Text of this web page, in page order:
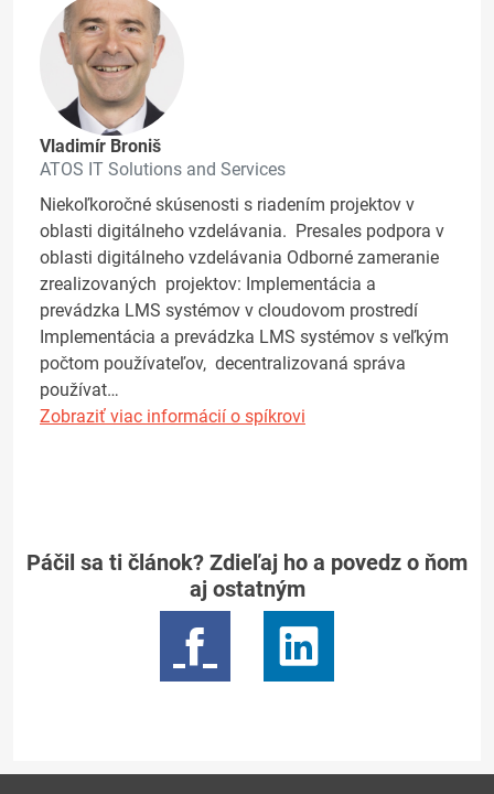
Vladimír Broniš
ATOS IT Solutions and Services
Niekoľkoročné skúsenosti s riadením projektov v
oblasti digitálneho vzdelávania. Presales podpora v
oblasti digitálneho vzdelávania Odborné zameranie
zrealizovaných projektov: Implementácia a
prevádzka LMS systémov v cloudovom prostredí
Implementácia a prevádzka LMS systémov s veľkým
počtom používateľov, decentralizovaná správa
používat…
Zobraziť viac informácií o spíkrovi
Páčil sa ti článok? Zdieľaj ho a povedz o ňom
aj ostatným